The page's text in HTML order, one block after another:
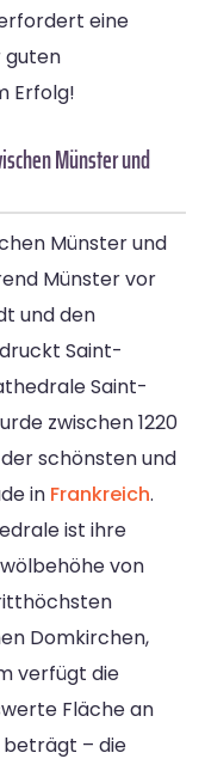
eine
guten
Erfolg!
Münster und
Münster und
Münster vor
und den
Saint-
Saint-
zwischen 1220
schönsten und
in Frankreich.
ist ihre
von
Domkirchen,
verfügt die
Fläche an
beträgt – die